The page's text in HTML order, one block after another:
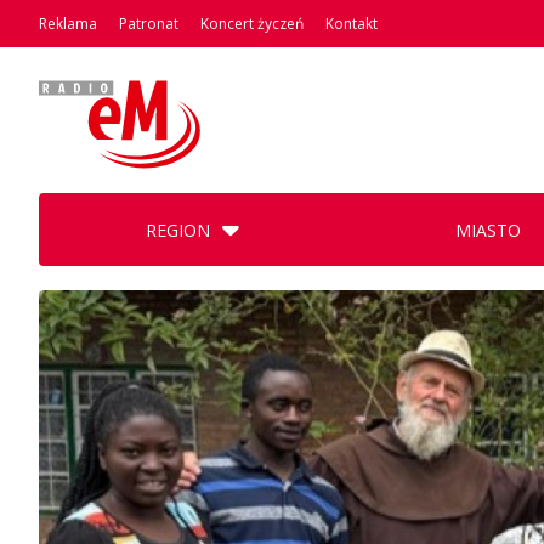
Reklama Patronat Koncert życzeń Kontakt
REGION MIASTO